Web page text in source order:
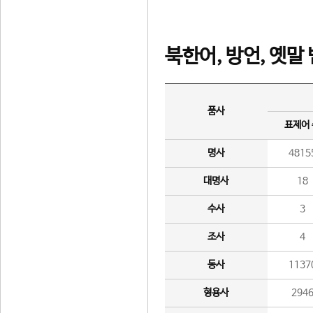
북한어, 방언, 옛말
품사
표제어
명사
대명사 18
수사 3
조사 4
동사
형용사 2946